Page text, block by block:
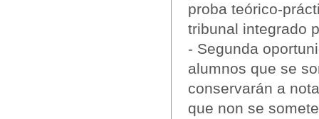
proba teórico-
tribunal integrado
- Segunda
alumnos que se
conservarán a
que non se